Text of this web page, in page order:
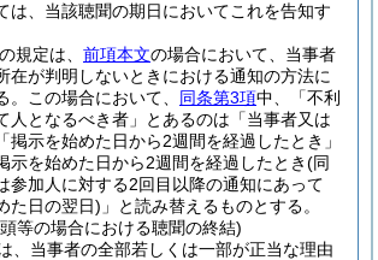
は、当該聴聞の期日においてこれを告知す
の規定は、 前項本文の場合において、当事者
在が判明しないときにおける通知の方法に
この場合において、 同条第3項中、「不利
人となるべき者」とあるのは「当事者又は
掲示を始めた日から2週間を経過したとき」
示を始めた日から2週間を経過したとき(同
参加人に対する2回目以降の通知にあって
た日の翌日) 」と読み替えるものとする。
等の場合における聴聞の終結)
、当事者の全部若しくは一部が正当な理由